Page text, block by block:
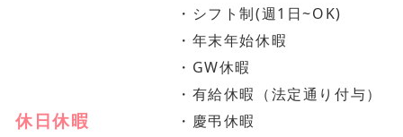
休日休暇
・シフト制(週1日~OK)
・年末年始休暇
・GW休暇
・有給休暇（法定通り付与）
・慶弔休暇